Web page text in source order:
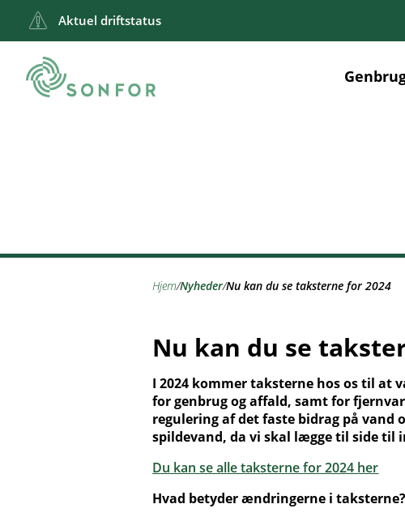
Aktuel driftstatus
hjem/ nyheder/ Nu kan du se taksterne for 2024
Nu kan du se
I 2024 kommer taksterne hos os til at
for genbrug og affald, samt for
regulering af det faste bidrag på vand
spildevand, da vi skal lægge til side til
Du kan se alle taksterne for 2024 her
Hvad betyder ændringerne i taksterne?